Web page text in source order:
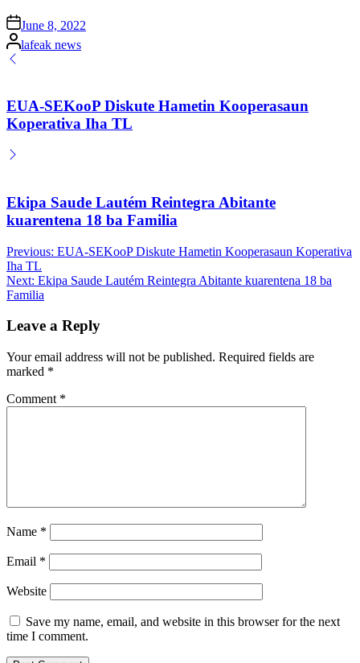
Posted
on
June 8, 2022
Posted
by
lafeak news
EUA-SEKooP Diskute Hametin Kooperasaun
Koperativa Iha TL
Ekipa Saude Lautém Reintegra Abitante
kuarentena 18 ba Familia
Post
navigation
Previous: EUA-SEKooP Diskute Hametin Kooperasaun Koperativa
Iha TL
Next: Ekipa Saude Lautém Reintegra Abitante kuarentena 18 ba
Familia
Leave a Reply
Your email address will not be published. Required fields are
marked *
Comment *
Name *
Email *
Website
Save my name, email, and website in this browser for the next
time I comment.